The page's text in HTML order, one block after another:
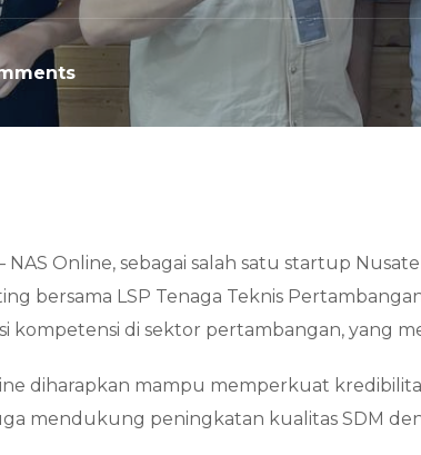
Online, sebagai salah satu startup
bersama LSP Tenaga Teknis
kompetensi di sektor pertambangan, yang
diharapkan mampu memperkuat
mendukung peningkatan kualitas SDM